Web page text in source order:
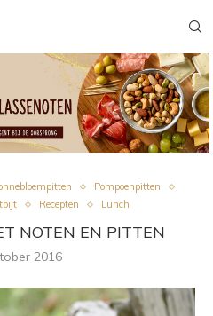
Pompoenpitten
Recepten Lunch
NOTEN EN PITTEN
2016